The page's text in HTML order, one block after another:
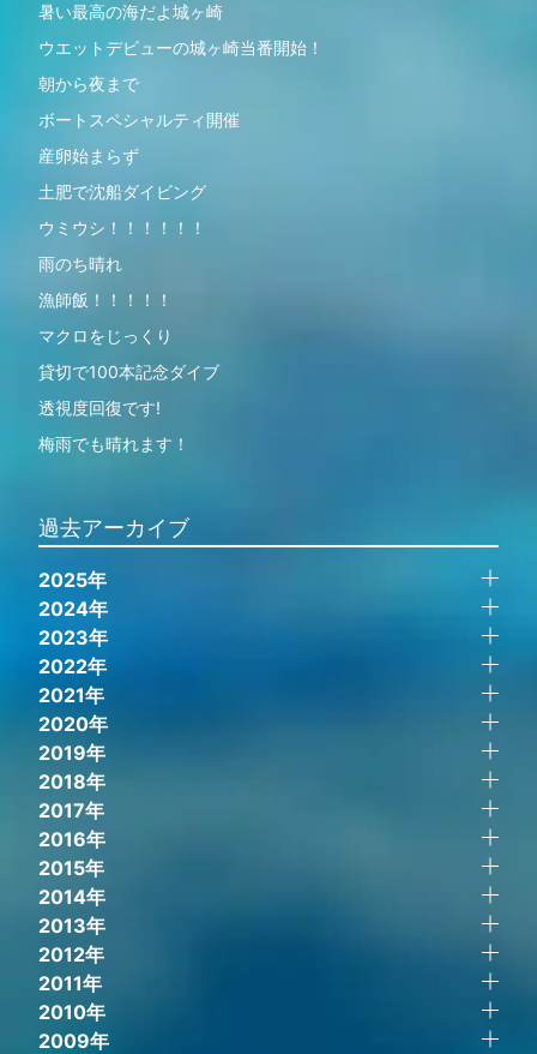
暑い最高の海だよ城ヶ崎
ウエットデビューの城ヶ崎当番開始！
朝から夜まで
ボートスペシャルティ開催
産卵始まらず
土肥で沈船ダイビング
ウミウシ！！！！！！
雨のち晴れ
漁師飯！！！！！
マクロをじっくり
貸切で100本記念ダイブ
透視度回復です!
梅雨でも晴れます！
過去アーカイブ
2025年
2024年
2023年
2022年
2021年
2020年
2019年
2018年
2017年
2016年
2015年
2014年
2013年
2012年
2011年
2010年
2009年